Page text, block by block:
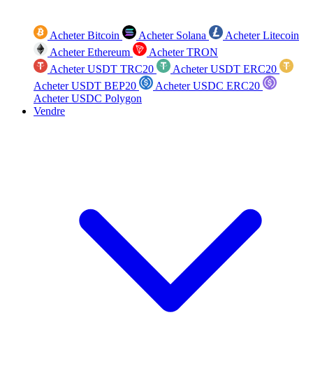
Acheter Bitcoin Acheter Solana
Acheter Litecoin
Acheter Ethereum
Acheter TRON
Acheter USDT TRC20
Acheter USDT ERC20
Acheter USDT BEP20
Acheter USDC ERC20
Acheter USDC Polygon
Vendre